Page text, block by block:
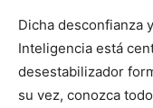
Dicha desconfianza
Inteligencia está
desestabilizador
su vez, conozca